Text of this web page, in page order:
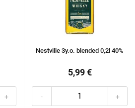
+
Nestville 3y.o. blended 0,2l 40%
5,99 €
- +